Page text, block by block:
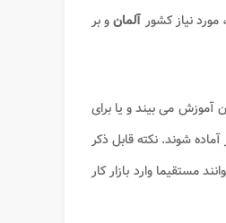
مورد نیاز کشور آلمانو بر
می بیند و یا برای
شوند. نکته قابل ذکر
مستقیما وارد بازار کار